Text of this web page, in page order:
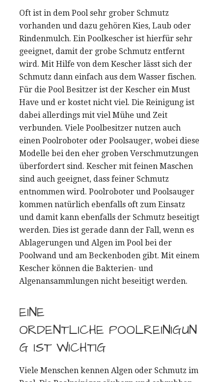
Oft ist in dem Pool sehr grober Schmutz
vorhanden und dazu gehören Kies, Laub oder
Rindenmulch. Ein Poolkescher ist hierfür sehr
geeignet, damit der grobe Schmutz entfernt
wird. Mit Hilfe von dem Kescher lässt sich der
Schmutz dann einfach aus dem Wasser fischen.
Für die Pool Besitzer ist der Kescher ein Must
Have und er kostet nicht viel. Die Reinigung ist
dabei allerdings mit viel Mühe und Zeit
verbunden. Viele Poolbesitzer nutzen auch
einen Poolroboter oder Poolsauger, wobei diese
Modelle bei den eher groben Verschmutzungen
überfordert sind. Kescher mit feinen Maschen
sind auch geeignet, dass feiner Schmutz
entnommen wird. Poolroboter und Poolsauger
kommen natürlich ebenfalls oft zum Einsatz
und damit kann ebenfalls der Schmutz beseitigt
werden. Dies ist gerade dann der Fall, wenn es
Ablagerungen und Algen im Pool bei der
Poolwand und am Beckenboden gibt. Mit einem
Kescher können die Bakterien- und
Algenansammlungen nicht beseitigt werden.
EINE
ORDENTLICHE POOLREINIGUN
G IST WICHTIG
Viele Menschen kennen Algen oder Schmutz im